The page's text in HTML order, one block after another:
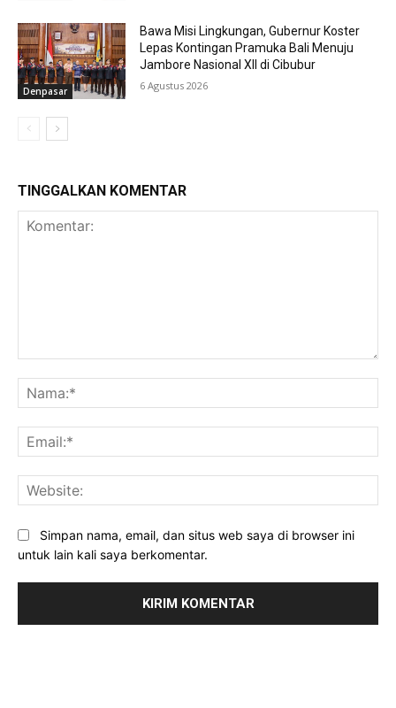
Denpasar
Bawa Misi Lingkungan, Gubernur Koster
Lepas Kontingan Pramuka Bali Menuju
Jambore Nasional XII di Cibubur
6 Agustus 2026
TINGGALKAN KOMENTAR
Simpan nama, email, dan situs web saya di browser ini
untuk lain kali saya berkomentar.